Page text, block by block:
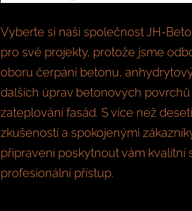
Vyberte si naši společnost JH-
pro své projekty, protože jsme
oboru čerpání betonu,
dalších úprav betonových povrchů
zateplování fasád. S více než
zkušeností a spokojenými
připraveni poskytnout vám kvalitní
profesionální přístup.